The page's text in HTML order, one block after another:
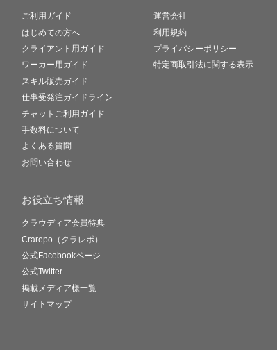
ご利用ガイド
はじめての方へ
クライアント用ガイド
ワーカー用ガイド
スキル販売ガイド
仕事受発注ガイドライン
チャットご利用ガイド
手数料について
よくある質問
お問い合わせ
お役立ち情報
クラウディア会員特典
Crarepo（クラレポ）
公式Facebookページ
公式Twitter
掲載メディア様一覧
サイトマップ
運営会社
利用規約
プライバシーポリシー
特定商取引法に関する表示